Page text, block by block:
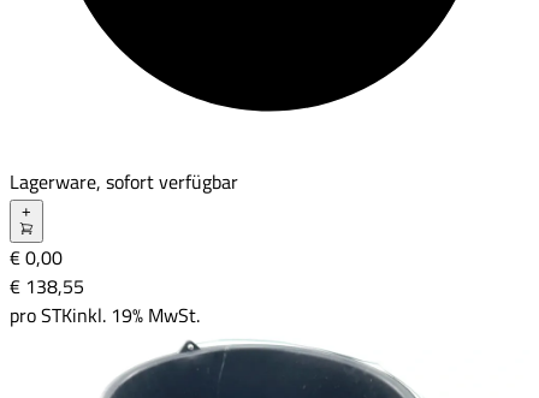
Lagerware, sofort verfügbar
€ 0,00
€ 138,55
proSTKinkl. 19% MwSt.